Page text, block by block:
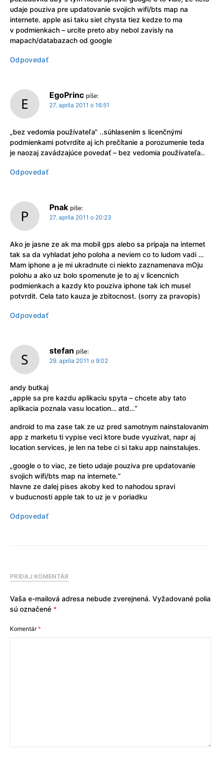
udaje pouziva pre updatovanie svojich wifi/bts map na
internete. apple asi taku siet chysta tiez kedze to ma
v podmienkach – urcite preto aby nebol zavisly na
mapach/databazach od google
Odpovedať
EgoPrinc píše:
27. apríla 2011 o 16:51
„bez vedomia používateľa“ ..súhlasením s licenčnými
podmienkami potvrdíte aj ich prečítanie a porozumenie teda
je naozaj zavádzajúce povedať – bez vedomia používateľa..
Odpovedať
Pnak píše:
27. apríla 2011 o 20:23
Ako je jasne ze ak ma mobil gps alebo sa pripaja na internet
tak sa da vyhladat jeho poloha a neviem co to ludom vadi …
Mam iphone a je mi ukradnute ci niekto zaznamenava mOju
polohu a ako uz bolo spomenute je to aj v licencnich
podmienkach a kazdy kto pouziva iphone tak ich musel
potvrdit. Cela tato kauza je zbitocnost. (sorry za pravopis)
Odpovedať
stefan píše:
29. apríla 2011 o 9:02
andy butkaj
„apple sa pre kazdu aplikaciu spyta – chcete aby tato
aplikacia poznala vasu location… atd…“
android to ma zase tak ze uz pred samotnym nainstalovanim
app z marketu ti vypise veci ktore bude vyuzivat, napr aj
location services, je len na tebe ci si taku app nainstalujes.
„google o to viac, ze tieto udaje pouziva pre updatovanie
svojich wifi/bts map na internete.“
hlavne ze dalej pises akoby ked to nahodou spravi
v buducnosti apple tak to uz je v poriadku
Odpovedať
PRIDAJ KOMENTÁR
Vaša e-mailová adresa nebude zverejnená. Vyžadované polia
sú označené *
Komentár*